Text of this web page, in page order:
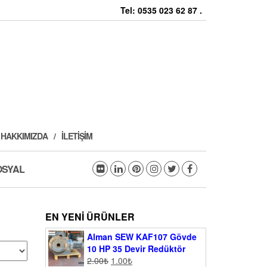
Tel: 0535 023 62 87 .
HAKKIMIZDA İLETIŞIM
EN YENI ÜRÜNLER
Alman SEW KAF107 Gövde
10 HP 35 Devir Redüktör
2.00₺ 1.00₺